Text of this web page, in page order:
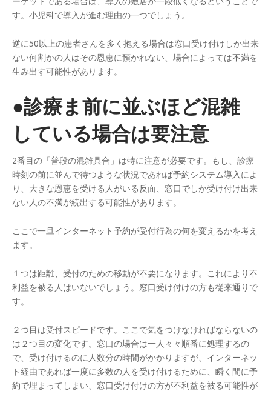
す。小児科で導入が進む理由の一つでしょう。
逆に50以上の患者さんを多く抱える場合は窓口受け付けしか出来
ない何割かの人はその恩恵に預かれない、場合によっては不満を
生み出す可能性があります。
●診療ま前に並ぶほど混雑
している場合は要注意
2番目の「普段の混雑具合」は特に注意が必要です。もし、診療
時刻の前に並んで待つような状況であれば予約システム導入によ
り、大きな恩恵を受ける人がいる反面、窓口でしか受け付け出来
ない人の不満が続出する可能性があります。
ここで一旦インターネット予約が受付行為の何を変えるかを考え
ます。
１つは距離、受付のための移動が不要になります。これにより不
利益を被る人はいないでしょう。窓口受け付けの方も従来通りで
す。
２つ目は受付スピードです。ここで気をつけなければならないの
は２つ目の変化です。窓口の場合は一人々々順番に処理するの
で、受け付けるのに人数分の時間がかかりますが、インターネッ
ト経由であれば一度に多数の人を受け付けるために、瞬く間に予
約で埋まってしまい、窓口受け付けの方が不利益を被る可能性が